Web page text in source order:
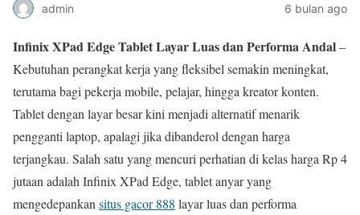
admin 6 bulan ago
Infinix XPad Edge Tablet Layar Luas dan Performa Andal–
Kebutuhan perangkat kerja yang fleksibel semakin meningkat,
terutama bagi pekerja mobile, pelajar, hingga kreator konten.
Tablet dengan layar besar kini menjadi alternatif menarik
pengganti laptop, apalagi jika dibanderol dengan harga
terjangkau. Salah satu yang mencuri perhatian di kelas harga Rp 4
jutaan adalah Infinix XPad Edge, tablet anyar yang
mengedepankan situs gacor 888 layar luas dan performa